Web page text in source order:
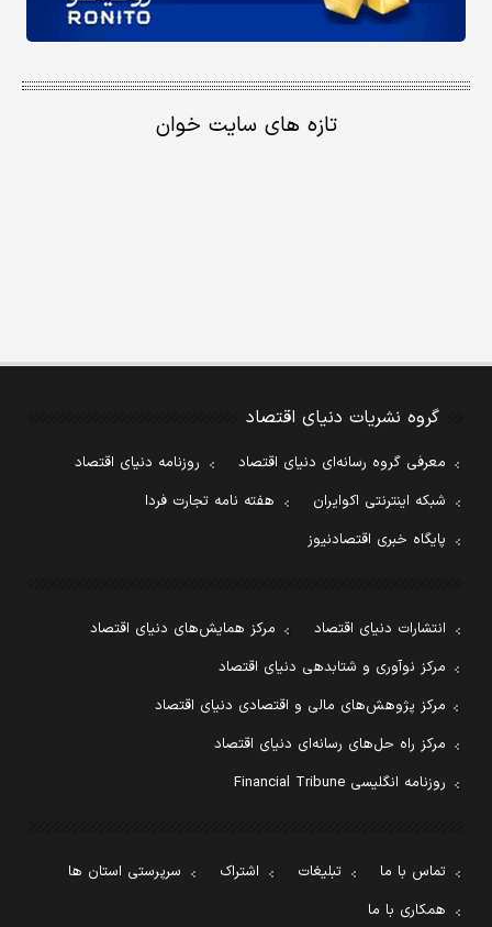
تازه های سایت خوان
گروه نشریات دنیای اقتصاد
معرفی گروه رسانه‌ای دنیای اقتصاد
روزنامه دنیای اقتصاد
شبکه اینترنتی اکوایران
هفته نامه تجارت فردا
پایگاه خبری اقتصادنیوز
انتشارات دنیای اقتصاد
مرکز همایش‌های دنیای اقتصاد
مرکز نوآوری و شتابدهی دنیای اقتصاد
مرکز پژوهش‌های مالی و اقتصادی دنیای اقتصاد
مرکز راه حل‌های رسانه‌ای دنیای اقتصاد
روزنامه انگلیسی Financial Tribune
تماس با ما تبلیغات اشتراک
سرپرستی استان ها
همکاری با ما